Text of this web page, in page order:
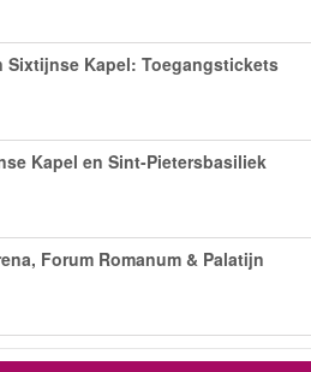
Sixtijnse Kapel: Toegangstickets
Kapel en Sint-Pietersbasiliek
Forum Romanum & Palatijn